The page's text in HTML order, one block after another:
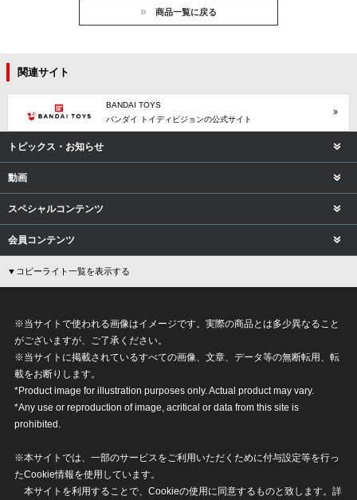
商品一覧に戻る
関連サイト
BANDAI TOYS
バンダイ トイディビジョンの公式サイト
トピックス・お知らせ
動画
スペシャルコンテンツ
会員コンテンツ
▼コピーライト一覧を表示する
※当サイトで使われる画像はイメージです。実際の商品とは多少異なること
がございますが、ご了承ください。
※当サイトに掲載されているすべての画像、文章、データ等の無断転用、転
載をお断りします。
*Product image for illustration purposes only. Actual product may vary.
*Any use or reproduction of image, acritical or data from this site is
prohibited.
※本サイトでは、一部のサービスをご利用いただくために付与設定等を行っ
たCookie情報を使用しています。
本サイトを利用することで、Cookieの使用に同意するものと致します。詳